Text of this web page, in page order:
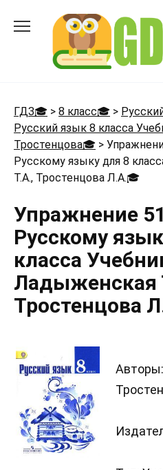
ГДЗ🎓 > 8 класс🎓 >
Русский язык 8 класса
Тростенцова🎓 >
Русскому языку для 8
Т.А., Тростенцова Л.А.🎓
Упражнение
Русскому
класса
Ладыженская
Тростенцова